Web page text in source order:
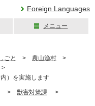
Foreign Languages
メニュー
ごと > 農山漁村 >
）を実施します
> 獣害対策課 >